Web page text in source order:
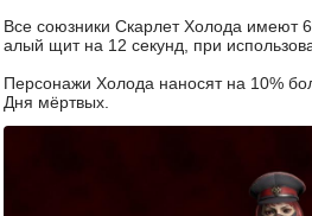
Все союзники Скарлет Холода имеют
алый щит на 12 секунд, при
Персонажи Холода наносят на 10%
Дня мёртвых.